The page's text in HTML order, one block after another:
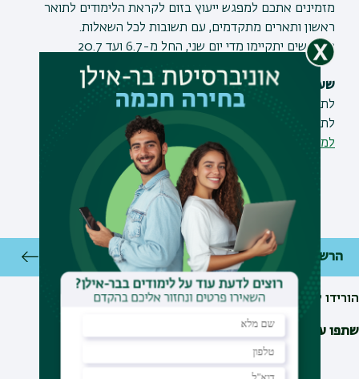
מזמינים אתכם למפגש ייעוץ בזום לקראת הלימודים לתואר
ראשון ותארים מתקדמים, עם תשובות לכל השאלות.
המפגשים יתקיימו מדי יום שני, החל מ-6.7 ועד 20.7
שעות המפגשים עם נציגי המחלקות
לתואר ראשון בשעות 11:00-10:00
לתארים מתקדמים בשעות 12:00-11:00
למפגשי הזום עם המחלקות
הרשמה
הורידו ליומן
שתפו עם חברים